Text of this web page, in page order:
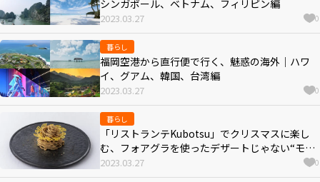
シンガポール、ベトナム、フィリピン編
2023.03.27 0
暮らし
福岡空港から直行便で行く、魅惑の海外｜ハワ
イ、グアム、韓国、台湾編
2023.03.27 0
暮らし
「リストランテKubotsu」でクリスマスに楽し
む、フォアグラを使ったデザートじゃない“モン
ブラン”
2023.03.27 0